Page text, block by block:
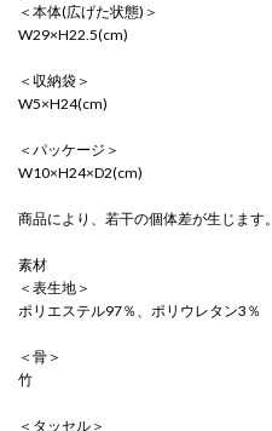
＜本体(広げた状態)＞
W29×H22.5(cm)
＜収納袋＞
W5×H24(cm)
＜パッケージ＞
W10×H24×D2(cm)
商品により、若干の個体差が生じます。
素材
＜表生地＞
ポリエステル97％、ポリウレタン3％
＜骨＞
竹
＜タッセル＞